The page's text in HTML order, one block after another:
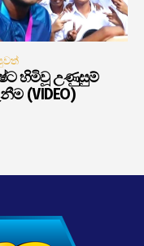
හිමිවූ උණුසුම්
(VIDEO)